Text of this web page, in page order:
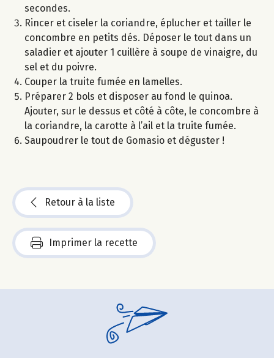
secondes.
Rincer et ciseler la coriandre, éplucher et tailler le
concombre en petits dés. Déposer le tout dans un
saladier et ajouter 1 cuillère à soupe de vinaigre, du
sel et du poivre.
Couper la truite fumée en lamelles.
Préparer 2 bols et disposer au fond le quinoa.
Ajouter, sur le dessus et côté à côte, le concombre à
la coriandre, la carotte à l’ail et la truite fumée.
Saupoudrer le tout de Gomasio et déguster !
Retour à la liste
Imprimer la recette